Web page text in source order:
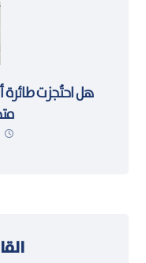
هل احتُجزت طائرة